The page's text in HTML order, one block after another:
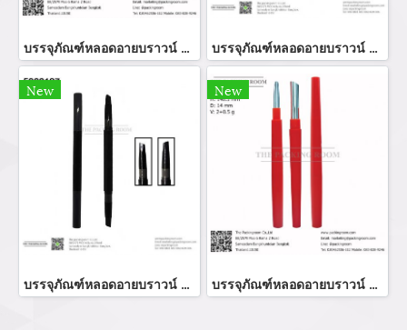
บรรจุภัณฑ์หลอดอายบราวน์ botler eye brow หลอดบรรจุภัณฑ์เครื่องสำอาง บรรจุภัณฑ์หลอดอายบราวน์ botler eye brow หลอดบรรจุภัณฑ์เครื่องสำอาง
New
บรรจุภัณฑ์หลอดอายบราวน์ botler eye brow หลอดบรรจุภัณฑ์เครื่องสำอาง
New
บรรจุภัณฑ์หลอดอายบราวน์ botler eye brow หลอดบรรจุภัณฑ์เครื่องสำอาง